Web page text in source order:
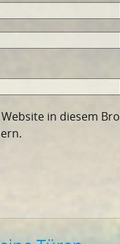
in diesem